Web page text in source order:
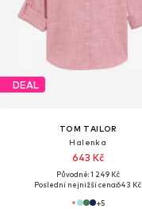
DEAL
TOM TAILOR
Halenka
643 Kč
Původně: 1 249 Kč
Poslední nejnižší cena:643 Kč
+5